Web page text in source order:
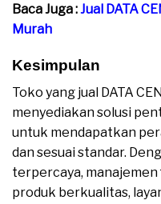
Baca Juga :Jual DATA
Murah
Kesimpulan
Toko yang jual DATA
menyediakan solusi
untuk mendapatkan
dan sesuai standar.
terpercaya,
produk berkualitas,